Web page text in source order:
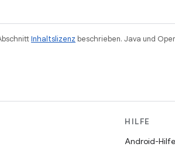
Inhaltslizenz beschrieben. Java und
HILFE
Android-Hilfe